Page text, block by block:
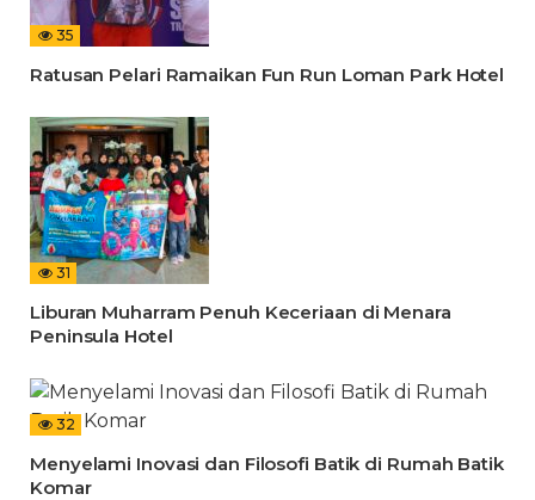
35
Ratusan Pelari Ramaikan Fun Run Loman Park Hotel
31
Liburan Muharram Penuh Keceriaan di Menara
Peninsula Hotel
32
Menyelami Inovasi dan Filosofi Batik di Rumah Batik
Komar